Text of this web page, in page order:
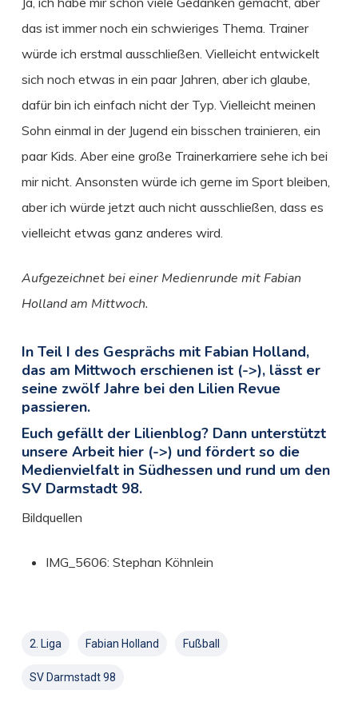
das ist immer noch ein schwieriges Thema. Trainer
würde ich erstmal ausschließen. Vielleicht entwickelt
sich noch etwas in ein paar Jahren, aber ich glaube,
dafür bin ich einfach nicht der Typ. Vielleicht meinen
Sohn einmal in der Jugend ein bisschen trainieren, ein
paar Kids. Aber eine große Trainerkarriere sehe ich bei
mir nicht. Ansonsten würde ich gerne im Sport bleiben,
aber ich würde jetzt auch nicht ausschließen, dass es
vielleicht etwas ganz anderes wird.
Aufgezeichnet bei einer Medienrunde mit Fabian
Holland am Mittwoch.
In Teil I des Gesprächs mit Fabian Holland,
das am Mittwoch erschienen ist (->), lässt er
seine zwölf Jahre bei den Lilien Revue
passieren.
Euch gefällt der Lilienblog? Dann unterstützt
unsere Arbeit hier (->) und fördert so die
Medienvielfalt in Südhessen und rund um den
SV Darmstadt 98.
Bildquellen
IMG_5606: Stephan Köhnlein
2. Liga Fabian Holland Fußball
SV Darmstadt 98